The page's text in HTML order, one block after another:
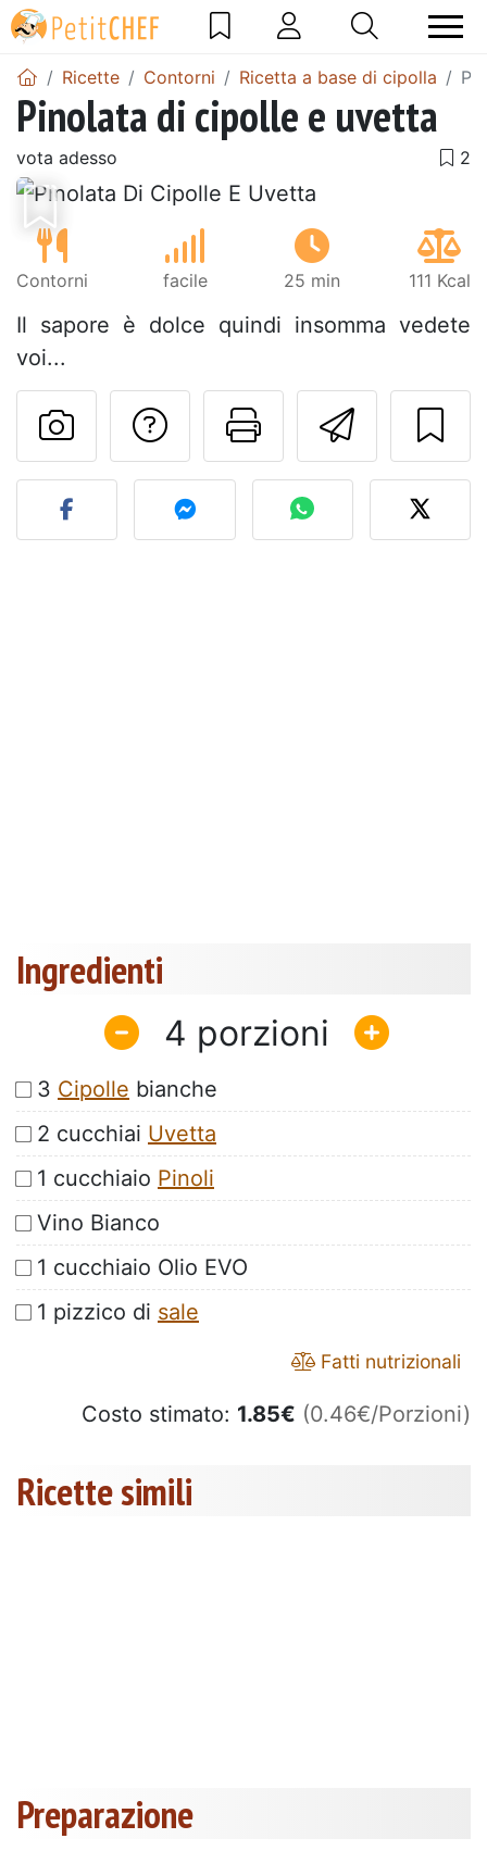
Ricette Contorni Ricetta a base di cipolla
Pinolata di cipolle e uvetta
vota adesso
Precedente
Contorni facile 25 min 111 Kcal
Il sapore è dolce quindi insomma vedete
voi...
Invia
Stampa la
Contatta l'autore
Pubblica la foto di
Ingredienti
4
3 Cipolle bianche
2 cucchiai Uvetta
1 cucchiaio Pinoli
Vino Bianco
1 cucchiaio Olio EVO
1 pizzico di sale
Fatti nutrizionali
Costo stimato: 1.85€ (0.46€/Porzioni)
Ricette simili
Preparazione